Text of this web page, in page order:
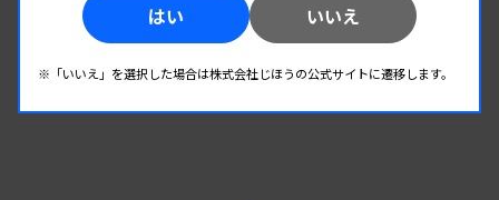
はい いいえ
※「いいえ」を選択した場合は株式会社じほうの公式サイトに遷移します。